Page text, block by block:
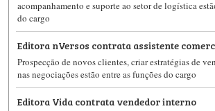
acompanhamento e suporte ao setor de logística
do cargo
Editora nVersos contrata assistente
Prospecção de novos clientes, criar estratégias de
nas negociações estão entre as funções do cargo
Editora Vida contrata vendedor interno